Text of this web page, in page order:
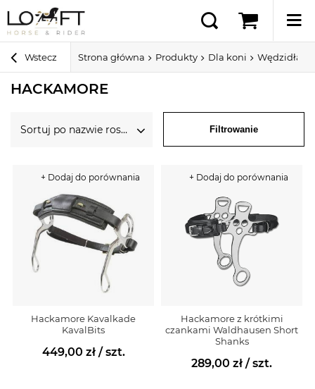
Wstecz Strona główna Produkty Dla koni Wędzidła
HACKAMORE
Sortuj po nazwie rosnąco Filtrowanie
Hackamore Kavalkade
KavalBits
449,00 zł/ szt.
+ Dodaj do porównania
Hackamore z krótkimi
czankami Waldhausen Short
Shanks
289,00 zł / szt.
+ Dodaj do porównania